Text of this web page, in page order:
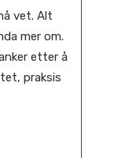
vet. Alt
mer om.
etter å
praksis